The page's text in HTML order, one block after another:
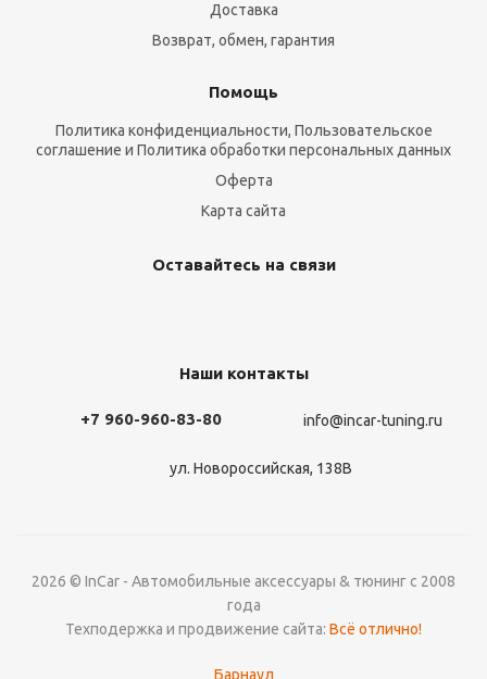
Доставка
Возврат, обмен, гарантия
Помощь
Политика конфиденциальности, Пользовательское
соглашение и Политика обработки персональных данных
Оферта
Карта сайта
Оставайтесь на связи
Наши контакты
+7 960-960-83-80 info@incar-tuning.ru
ул. Новороссийская, 138В
2026 © InCar - Автомобильные аксессуары & тюнинг с 2008
года
Техподержка и продвижение сайта: Всё отлично!
Барнаул